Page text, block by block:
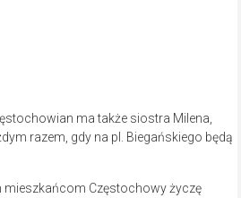
ma także siostra Milena,
razem, gdy na pl. Biegańskiego będą
mieszkańcom Częstochowy życzę